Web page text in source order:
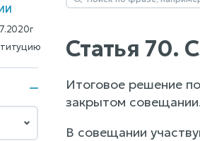
Статья 70.
Итоговое решение
закрытом
В совещании